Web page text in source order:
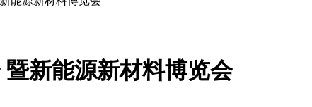
新能源新材料博览会